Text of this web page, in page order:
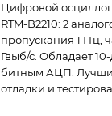
Цифровой
RTM-B2210: 2
пропускания 1 ГГц,
Гвыб/с. Обладает
битным АЦП.
отладки и